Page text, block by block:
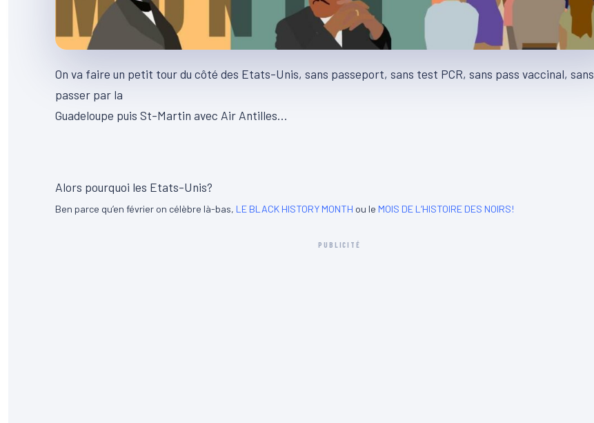
On va faire un petit tour du côté des Etats-Unis, sans passeport, sans test PCR, sans pass vaccinal, sans
passer par la
Guadeloupe puis St-Martin avec Air Antilles…
Alors pourquoi les Etats-Unis?
Ben parce qu’en février on célèbre là-bas, LE BLACK HISTORY MONTH ou le MOIS DE L’HISTOIRE DES NOIRS!
PUBLICITÉ